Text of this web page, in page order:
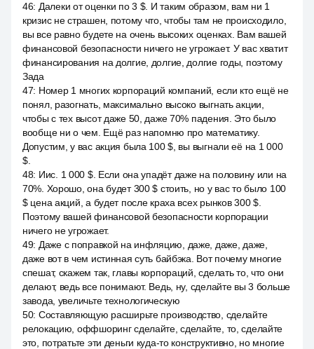
46: Далеки от оценки по 3 $. И таким образом, вам ни 1
кризис не страшен, потому что, чтобы там не происходило,
вы все равно будете на очень высоких оценках. Вам вашей
финансовой безопасности ничего не угрожает. У вас хватит
финансирования на долгие, долгие, долгие годы, поэтому
Зада
47: Номер 1 многих корпораций компаний, если кто ещё не
понял, разогнать, максимально высоко выгнать акции,
чтобы с тех высот даже 50, даже 70% падения. Это было
вообще ни о чем. Ещё раз напомню про математику.
Допустим, у вас акция была 100 $, вы выгнали её на 1 000
$.
48: Иис. 1 000 $. Если она упадёт даже на половину или на
70%. Хорошо, она будет 300 $ стоить, но у вас то было 100
$ цена акций, а будет после краха всех рынков 300 $.
Поэтому вашей финансовой безопасности корпорации
ничего не угрожает.
49: Даже с поправкой на инфляцию, даже, даже, даже,
даже вот в чем истинная суть байбэка. Вот почему многие
спешат, скажем так, главы корпораций, сделать то, что они
делают, ведь все понимают. Ведь, ну, сделайте вы 3 больше
завода, увеличьте технологическую
50: Составляющую расширьте производство, сделайте
релокацию, оффшоринг сделайте, сделайте, то, сделайте
это, потратьте эти деньги куда-то конструктивно, но многие